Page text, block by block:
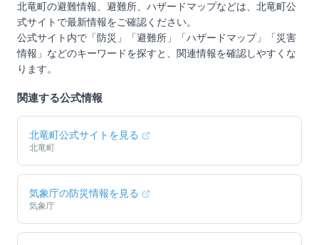
北竜町の避難情報、避難所、ハザードマップなどは、 北竜町公
式サイトで最新情報をご確認ください。
公式サイト内で「防災」「避難所」「ハザードマップ」「災害
情報」などのキーワードを探すと、関連情報を確認しやすくな
ります。
関連する公式情報
北竜町公式サイトを見る
北竜町
気象庁の防災情報を見る
気象庁